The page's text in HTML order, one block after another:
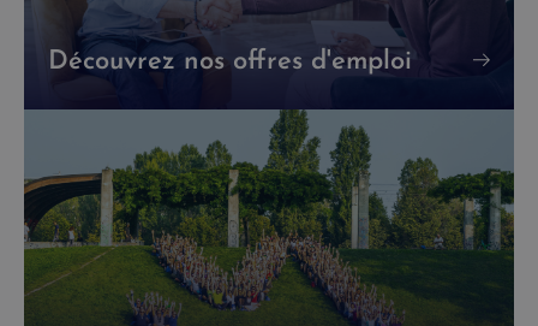
Découvrez nos offres d'emploi